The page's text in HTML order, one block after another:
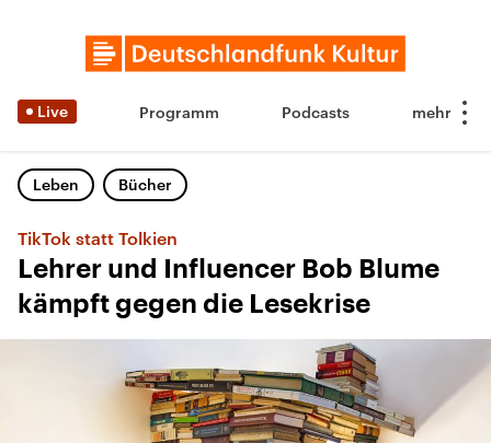
Live Programm Podcasts
Leben Bücher
TikTok statt Tolkien
Lehrer und Influencer Bob Blume
kämpft gegen die Lesekrise